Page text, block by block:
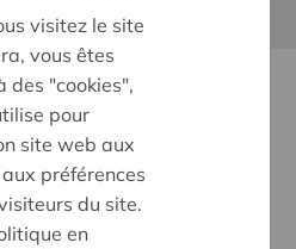
et respectueuse, sans
visitez le site
vous êtes
des "cookies",
pour
site web aux
préférences
du site.
en